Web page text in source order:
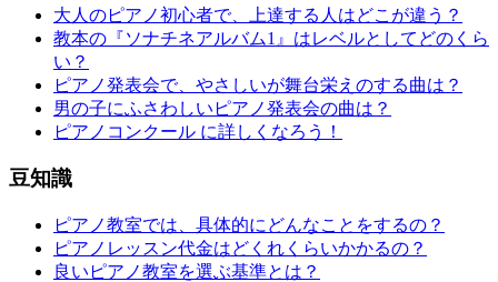
大人のピアノ初心者で、上達する人はどこが違う？
教本の『ソナチネアルバム1』はレベルとしてどのくら
い？
ピアノ発表会で、やさしいが舞台栄えのする曲は？
男の子にふさわしいピアノ発表会の曲は？
ピアノコンクール に詳しくなろう！
豆知識
ピアノ教室では、具体的にどんなことをするの？
ピアノレッスン代金はどくれくらいかかるの？
良いピアノ教室を選ぶ基準とは？